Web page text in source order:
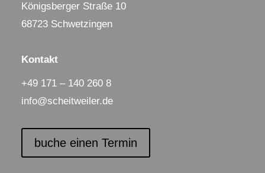
Königsberger Straße 10
68723 Schwetzingen
Kontakt
+49 171 – 140 260 8
info@scheitweiler.de
buche einen Termin